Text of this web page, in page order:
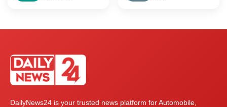
DailyNews24 is your trusted news platform for Automobile,